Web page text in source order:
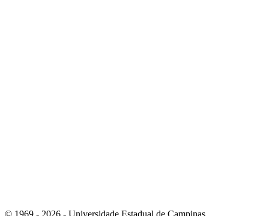
© 1969 - 2026 - Universidade Estadual de Campinas